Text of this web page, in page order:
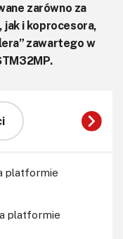
zarówno za
i koprocesora,
zawartego w
platformie
platformie